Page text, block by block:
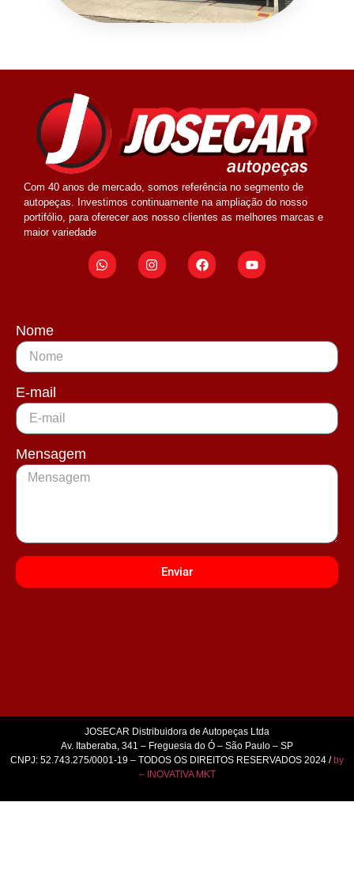
Com 40 anos de mercado, somos referência no segmento de
autopeças. Investimos continuamente na ampliação do nosso
portifólio, para oferecer aos nosso clientes as melhores marcas e
maior variedade
Nome
E-mail
Mensagem
Enviar
JOSECAR Distribuidora de Autopeças Ltda
Av. Itaberaba, 341 – Freguesia do Ó – São Paulo – SP
CNPJ: 52.743.275/0001-19 – TODOS OS DIREITOS RESERVADOS 2024 / by
– INOVATIVA MKT